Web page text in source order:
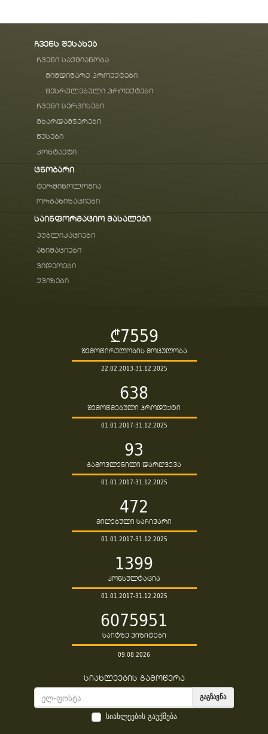
ჩვენს შესახებ
ჩვენი საქმიანობა
მიმდინარე პროექტები
შესრულებული პროექტები
ჩვენი სერვისები
მხარდამჭერები
წესები
კონტაქტი
ცნობარი
ტერმინოლოგია
ორგანიზაციები
საინფორმაციო მასალები
პუბლიკაციები
ანიმაციები
ვიდეოები
ქვიზები
₾7559
შემოწირულობის მოცულობა
22.02.2013-31.12.2025
638
შემოწმებული პროდუქტი
01.01.2017-31.12.2025
93
გამოვლენილი დარღვევა
01.01.2017-31.12.2025
472
მიღებული საჩივარი
01.01.2017-31.12.2025
1399
კონსულტაცია
01.01.2017-31.12.2025
6075951
საიტზე ვიზიტები
09.08.2026
სიახლეების გამოწერა
ᲒᲐᲒᲖᲐᲕᲜᲐ
სიახლეების გაუქმება